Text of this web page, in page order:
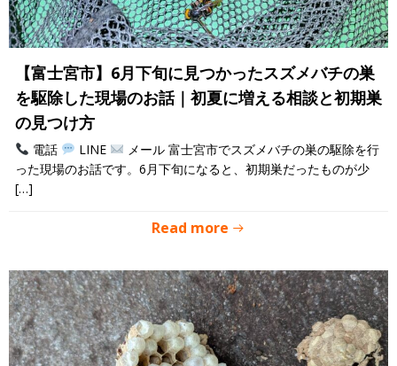
【富士宮市】6月下旬に見つかったスズメバチの巣
を駆除した現場のお話｜初夏に増える相談と初期巣
の見つけ方
電話 LINE
メール 富士宮市でスズメバチの巣の駆除を行
った現場のお話です。6月下旬になると、初期巣だったものが少
[…]
Read more